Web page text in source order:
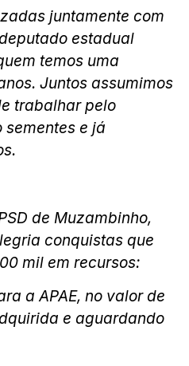
juntamente com
estadual
temos uma
Juntos assumimos
trabalhar pelo
e já
de Muzambinho,
conquistas que
mil em recursos:
a APAE, no valor de
e aguardando